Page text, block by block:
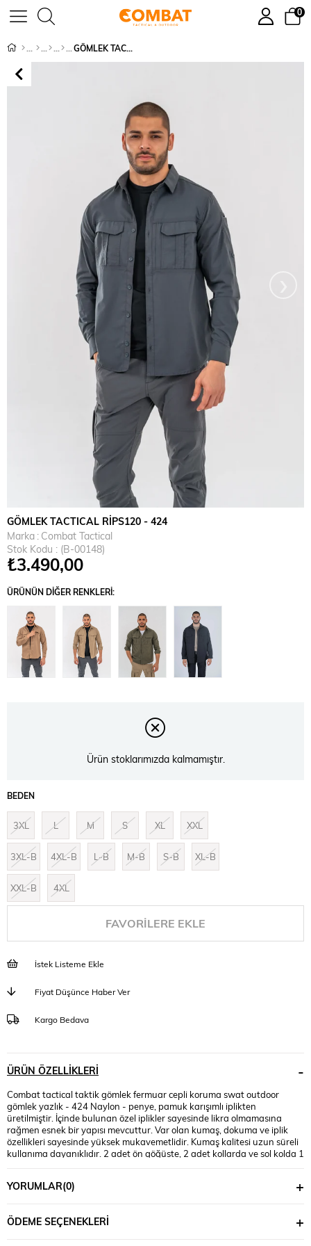
0
GÖMLEK TACTICAL RİPS120 - 424
GÖMLEK TACTICAL RİPS120 - 424
Marka : Combat Tactical
Stok Kodu
(B-00148)
₺3.490,00
ÜRÜNÜN DIĞER RENKLERI:
Ürün stoklarımızda kalmamıştır.
BEDEN
3XL L M S XL XXL
3XL-B 4XL-B L-B M-B S-B XL-B
XXL-B 4XL
FAVORILERE EKLE
İstek Listeme Ekle
Fiyat Düşünce Haber Ver
Kargo Bedava
ÜRÜN ÖZELLIKLERI
Combat tactical taktik gömlek fermuar cepli koruma swat outdoor
gömlek yazlık - 424 Naylon - penye, pamuk karışımlı iplikten
üretilmiştir. İçinde bulunan özel iplikler sayesinde likra olmamasına
rağmen esnek bir yapısı mevcuttur. Var olan kumaş, dokuma ve iplik
özellikleri sayesinde yüksek mukavemetlidir. Kumaş kalitesi uzun süreli
kullanıma dayanıklıdır. 2 adet ön göğüste, 2 adet kollarda ve sol kolda 1
kullanılmıştır. Kol manşetlidir. Sırt kısmında havalandırma mevcuttur.
dirençlidir. Profesyonel görünüm: İki göğüs cebi kalem cebi, işte ihtiyaç
duyulan taktik özelliklerle temiz, profesyonel bir görünüm sağlar. Ek
YORUMLAR(0)
ÖDEME SEÇENEKLERI